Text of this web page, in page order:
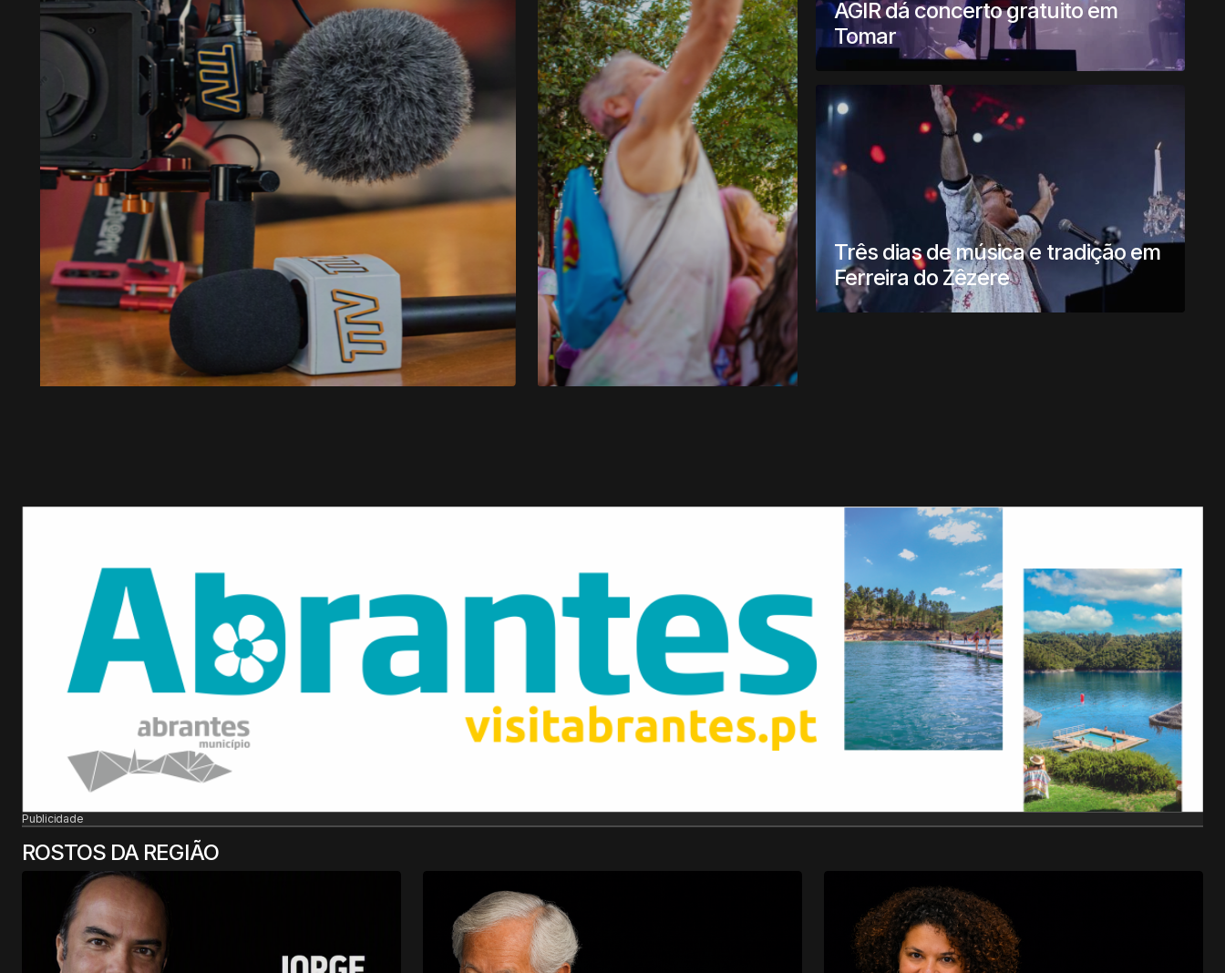
AGIR dá concerto gratuito em
Tomar
Três dias de música e tradição em
Ferreira do Zêzere
Publicidade
ROSTOS DA REGIÃO